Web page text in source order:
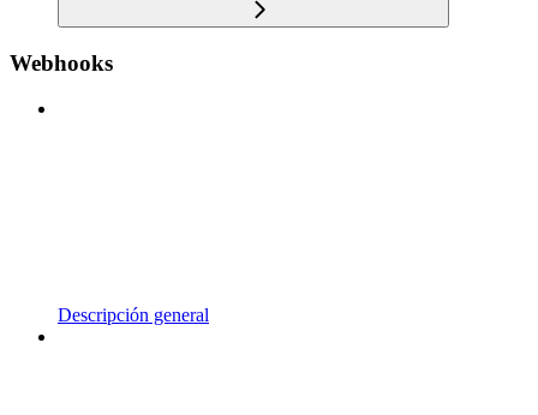
Webhooks
Descripción general